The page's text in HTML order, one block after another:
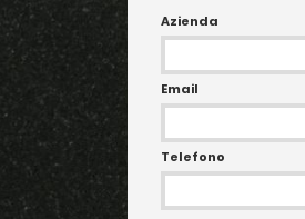
Azienda
Email
Telefono